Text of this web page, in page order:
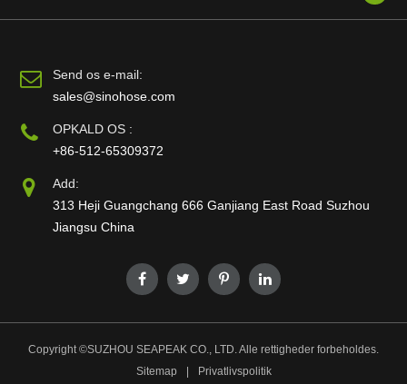
Send os e-mail:
sales@sinohose.com
OPKALD OS :
+86-512-65309372
Add:
313 Heji Guangchang 666 Ganjiang East Road Suzhou
Jiangsu China
Copyright ©SUZHOU SEAPEAK CO., LTD.Alle rettigheder forbeholdes.
Sitemap
| Privatlivspolitik